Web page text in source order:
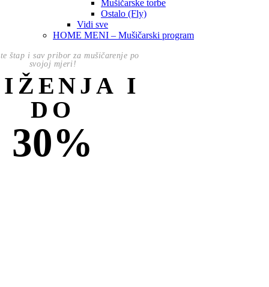
Mušičarske torbe
Ostalo (Fly)
Vidi sve
HOME MENI – Mušičarski program
štap i sav pribor za mušičarenje po
svojoj mjeri!
I
DO
30%